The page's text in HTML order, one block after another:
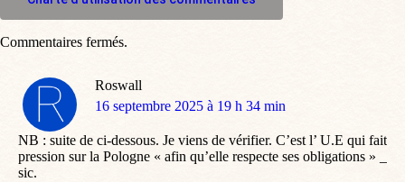
Roswall
dit
16 septembre 2025 à 19 h 34 min
NB : suite de ci-dessous. Je viens de vérifier. C’est l’ U.E qui fait
pression sur la Pologne « afin qu’elle respecte ses obligations » _
sic.
Commentaires fermés.